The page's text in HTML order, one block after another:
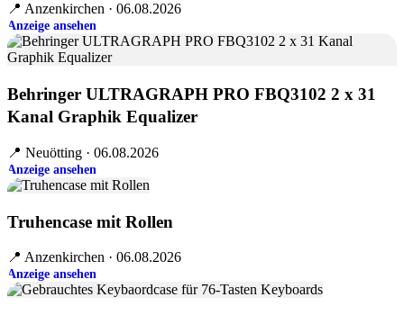
📍 Anzenkirchen · 06.08.2026
Anzeige ansehen
Behringer ULTRAGRAPH PRO FBQ3102 2 x 31
Kanal Graphik Equalizer
📍 Neuötting · 06.08.2026
Anzeige ansehen
Truhencase mit Rollen
📍 Anzenkirchen · 06.08.2026
Anzeige ansehen